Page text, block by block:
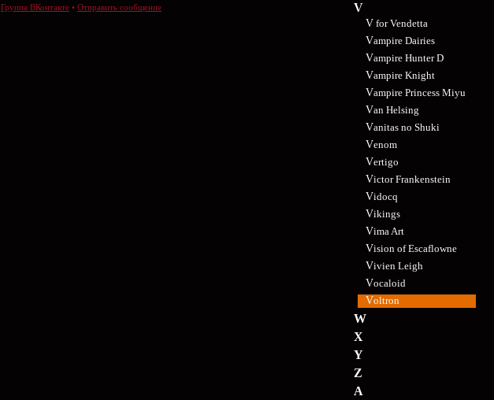
V
V for Vendetta
Vampire Dairies
Vampire Hunter D
Vampire Knight
Vampire Princess Miyu
Van Helsing
Vanitas no Shuki
Venom
Vertigo
Victor Frankenstein
Vidocq
Vikings
Vima Art
Vision of Escaflowne
Vivien Leigh
Vocaloid
Voltron
W
X
Y
Z
А
Группа ВКонтакте • Отправить сообщение